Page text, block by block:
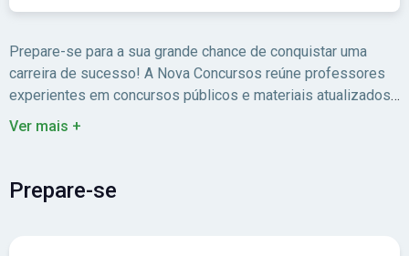
Prepare-se para a sua grande chance de conquistar uma
carreira de sucesso! A Nova Concursos reúne professores
experientes em concursos públicos e materiais atualizados
para você estudar com foco no edital.
Ver mais +
Prepare-se